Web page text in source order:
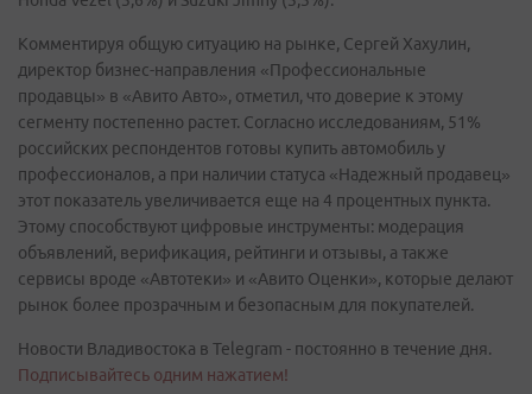
Комментируя общую ситуацию на рынке, Сергей Хахулин,
директор бизнес-направления «Профессиональные
продавцы» в «Авито Авто», отметил, что доверие к этому
сегменту постепенно растет. Согласно исследованиям, 51%
российских респондентов готовы купить автомобиль у
профессионалов, а при наличии статуса «Надежный продавец»
этот показатель увеличивается еще на 4 процентных пункта.
Этому способствуют цифровые инструменты: модерация
объявлений, верификация, рейтинги и отзывы, а также
сервисы вроде «Автотеки» и «Авито Оценки», которые делают
рынок более прозрачным и безопасным для покупателей.
Новости Владивостока в Telegram - постоянно в течение дня.
Подписывайтесь одним нажатием!